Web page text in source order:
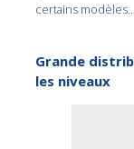
certains modèles…
Grande
les niveaux